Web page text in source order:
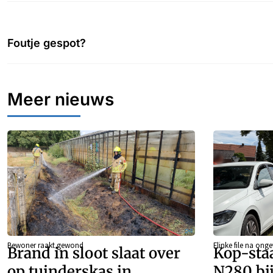
Foutje gespot?
Meer nieuws
Bewoner raakt gewond
Brand in sloot slaat over
Flinke file na
Kop-